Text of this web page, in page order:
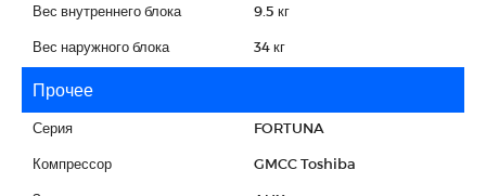
Вес внутреннего блока 9.5 кг
Вес наружного блока 34 кг
Прочее
Серия FORTUNA
Компрессор GMCC Toshiba